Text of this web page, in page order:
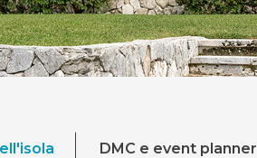
DMC e event planner